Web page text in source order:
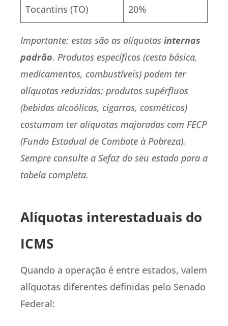
Tocantins (TO) 20%
Importante: estas são as alíquotas internas
padrão. Produtos específicos (cesta básica,
medicamentos, combustíveis) podem ter
alíquotas reduzidas; produtos supérfluos
(bebidas alcoólicas, cigarros, cosméticos)
costumam ter alíquotas majoradas com FECP
(Fundo Estadual de Combate à Pobreza).
Sempre consulte a Sefaz do seu estado para a
tabela completa.
Alíquotas interestaduais do
ICMS
Quando a operação é entre estados, valem
alíquotas diferentes definidas pelo Senado
Federal: